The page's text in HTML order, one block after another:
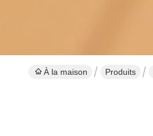
À la maison Produits